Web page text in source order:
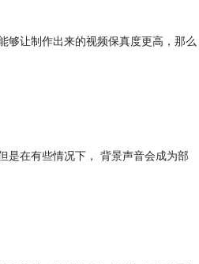
够让制作出来的视频保真度更高，那么
是在有些情况下， 背景声音会成为部